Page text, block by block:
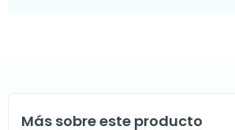
Más sobre este producto